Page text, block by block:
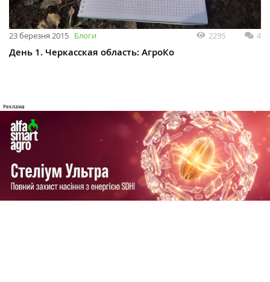
23 березня 2015 Блоги 2295 4
День 1. Черкасская область: АгроКо